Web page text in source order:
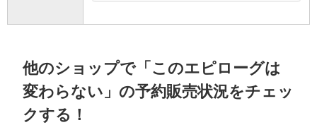
他のショップで「このエピローグは
変わらない」の予約販売状況をチェッ
クする！